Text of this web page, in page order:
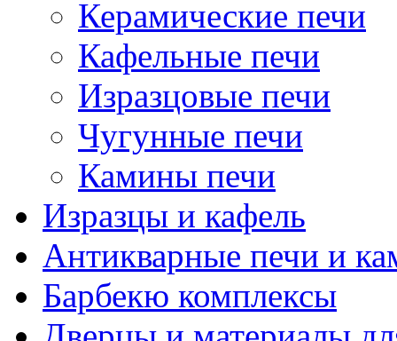
Керамические печи
Кафельные печи
Изразцовые печи
Чугунные печи
Камины печи
Изразцы и кафель
Антикварные печи и
Барбекю комплексы